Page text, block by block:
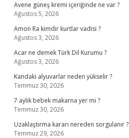
Avene güneş kremi içeriğinde ne var ?
Ağustos 5, 2026
Amon Ra kimdir kurtlar vadisi ?
Ağustos 3, 2026
Acar ne demek Türk Dil Kurumu ?
Ağustos 3, 2026
Kandaki alyuvarlar neden yükselir ?
Temmuz 30, 2026
7 aylık bebek makarna yer mi ?
Temmuz 30, 2026
Uzaklaştırma kararı nereden sorgulanır ?
Temmuz 29, 2026